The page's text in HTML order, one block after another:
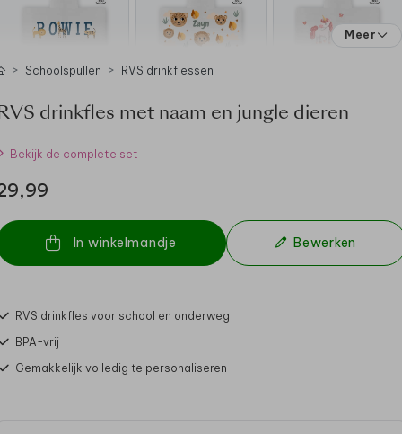
Meer
Schoolspullen RVS drinkflessen
drinkfles met naam en jungle dieren
Bekijk de complete set
In winkelmandje Bewerken
RVS drinkfles voor school en onderweg
BPA-vrij
Gemakkelijk volledig te personaliseren